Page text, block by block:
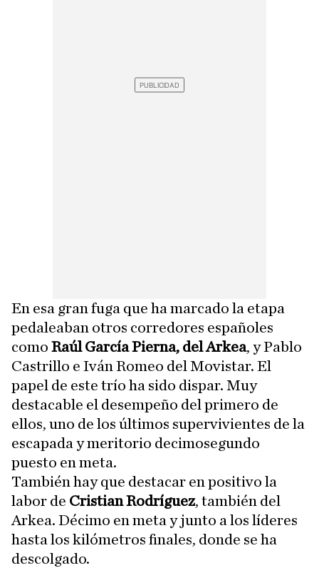
En esa gran fuga que ha marcado la etapa
pedaleaban otros corredores españoles
como Raúl García Pierna, del Arkea, y Pablo
Castrillo e Iván Romeo del Movistar. El
papel de este trío ha sido dispar. Muy
destacable el desempeño del primero de
ellos, uno de los últimos supervivientes de la
escapada y meritorio decimosegundo
puesto en meta.
También hay que destacar en positivo la
labor de Cristian Rodríguez, también del
Arkea. Décimo en meta y junto a los líderes
hasta los kilómetros finales, donde se ha
descolgado.